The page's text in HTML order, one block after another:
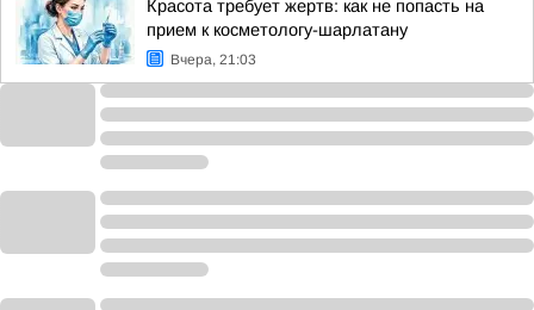
Красота требует жертв: как не попасть на
прием к косметологу-шарлатану
Вчера, 21:03